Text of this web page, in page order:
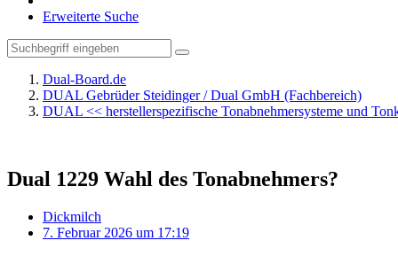
Erweiterte Suche
Dual-Board.de
DUAL Gebrüder Steidinger / Dual GmbH (Fachbereich)
DUAL << herstellerspezifische Tonabnehmersysteme und
Dual 1229 Wahl des Tonabnehmers?
Dickmilch
7. Februar 2026 um 17:19